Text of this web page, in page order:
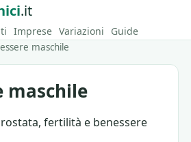
.it
Imprese Variazioni Guide
maschile
maschile
fertilità e benessere